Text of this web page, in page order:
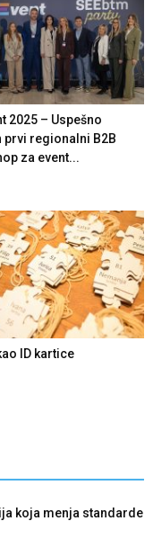
2025 – Uspešno
prvi regionalni B2B
za event...
ID kartice
koja menja standarde